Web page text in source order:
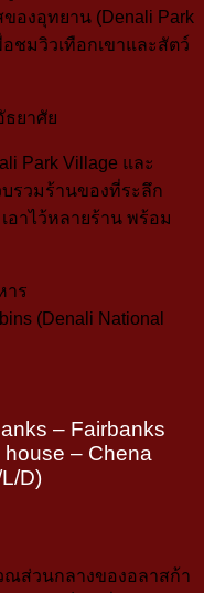
องอุทยาน (Denali Park
ชมวิวเทือกเขาและสัตว์
ยาศัย
Park Village และ
บรวมร้านของที่ระลึก
อาไว้หลายร้าน พร้อม
าร
(Denali National
– Fairbanks
– Chena
D)
ณส่วนกลางของอลาสก้า